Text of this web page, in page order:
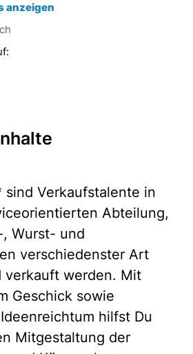
anzeigen
sind Verkaufstalente in
Abteilung,
Wurst- und
verschiedenster Art
verkauft werden. Mit
Geschick sowie
hilfst Du
Mitgestaltung der